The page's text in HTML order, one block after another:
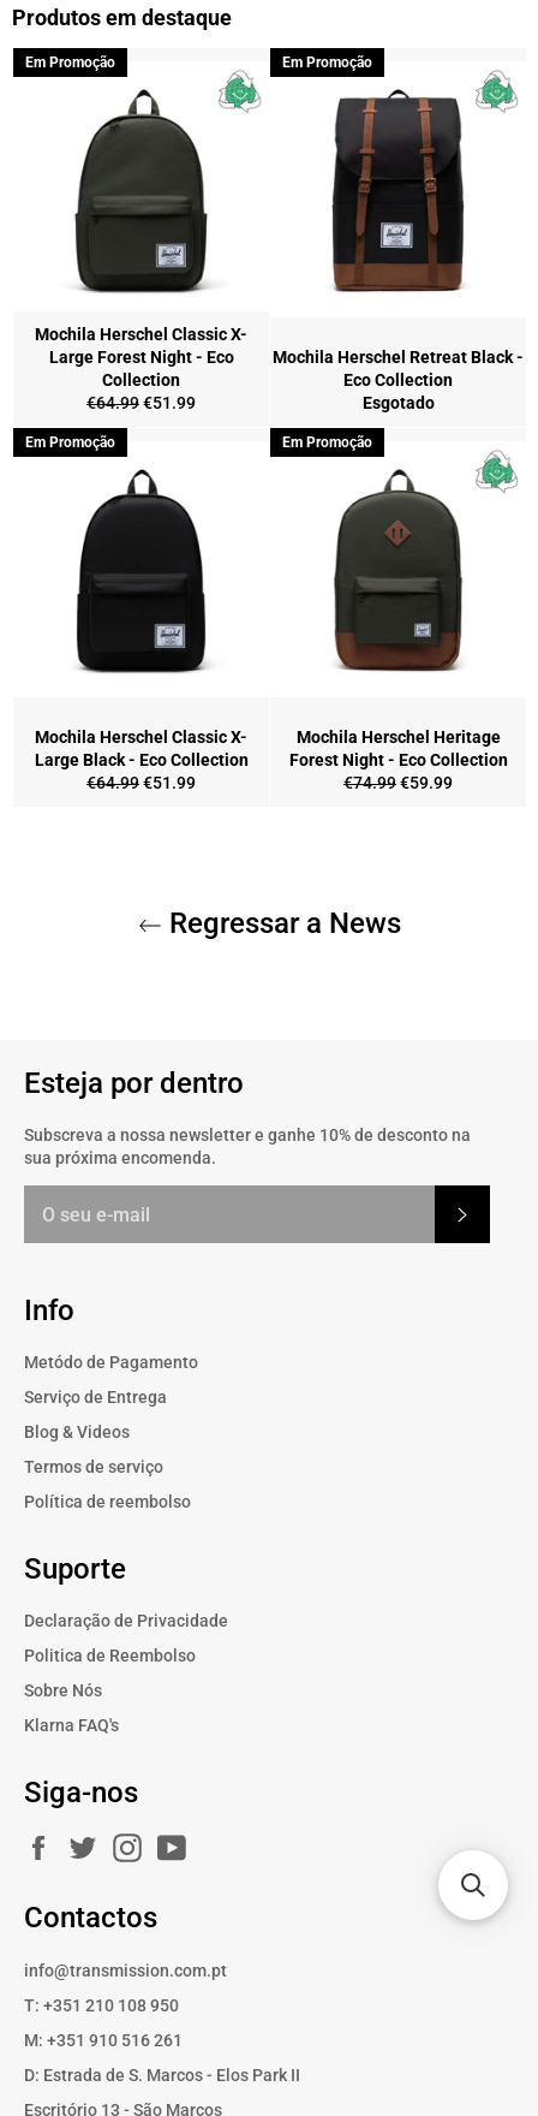
Produtos em destaque
Mochila Herschel Classic X-
Large Forest Night - Eco
Collection
Preço
normal
€64.99Preço
€51.99
Em Promoção
Mochila Herschel Retreat Black -
Eco Collection
Esgotado
Em Promoção
Mochila Herschel Classic X-
Large Black - Eco Collection
Preço
€64.99Preço
€51.99
Em Promoção
Mochila Herschel Heritage
Forest Night - Eco Collection
Preço
€74.99Preço
€59.99
Em Promoção
Regressar a News
Esteja por dentro
Subscreva a nossa newsletter e ganhe 10% de desconto na
sua próxima encomenda.
Info
Metódo de Pagamento
Serviço de Entrega
Blog & Videos
Termos de serviço
Política de reembolso
Suporte
Declaração de Privacidade
Politica de Reembolso
Sobre Nós
Klarna FAQ's
Siga-nos
FacebookTwitterInstagram
Contactos
info@transmission.com.pt
T: +351 210 108 950
M: +351 910 516 261
D: Estrada de S. Marcos - Elos Park II
Escritório 13 - São Marcos